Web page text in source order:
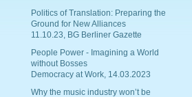
Politics of Translation: Preparing the
Ground for New Alliances
11.10.23, BG Berliner Gazette
People Power - Imagining a World
without Bosses
Democracy at Work, 14.03.2023
Why the music industry won’t be